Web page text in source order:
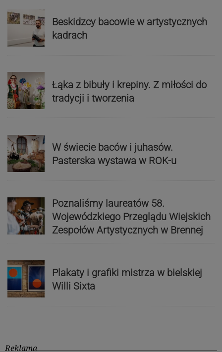
Beskidzcy bacowie w artystycznych
kadrach
Łąka z bibuły i krepiny. Z miłości do
tradycji i tworzenia
W świecie baców i juhasów.
Pasterska wystawa w ROK-u
Poznaliśmy laureatów 58.
Wojewódzkiego Przeglądu Wiejskich
Zespołów Artystycznych w Brennej
Plakaty i grafiki mistrza w bielskiej
Willi Sixta
Reklama